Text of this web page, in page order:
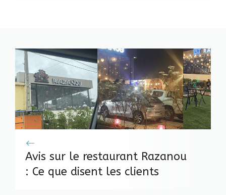
Avis sur le restaurant Razanou
: Ce que disent les clients